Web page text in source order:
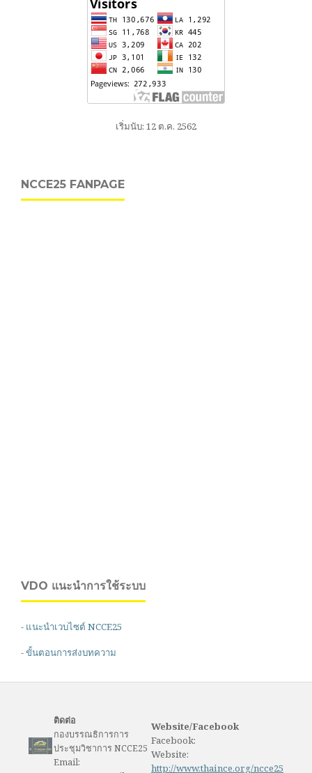
เริ่มนับ: 12 ต.ค. 2562
NCCE25 FANPAGE
VDO แนะนำการใช้ระบบ
- แนะนำเวบไซต์ NCCE25
-ขั้นตอนการส่งบทความ
ติดต่อ
กองบรรณธิการการ
ประชุมวิชาการ NCCE25
Email:
Website/Facebook
Facebook:
Website:
http://www.thaince.org/ncce25